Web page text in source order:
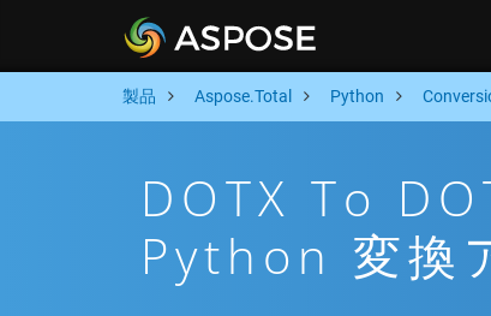
製品 Aspose.Total Python
DOTX To
Python 変換